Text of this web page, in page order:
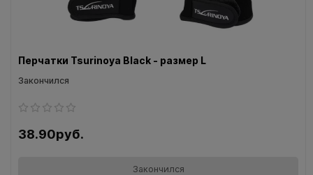
Перчатки Tsurinoya Black - размер L
Закончился
38.90руб.
Закончился